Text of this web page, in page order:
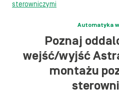
sterowniczymi
Automatyka
Poznaj
wejść/wyjść
montażu